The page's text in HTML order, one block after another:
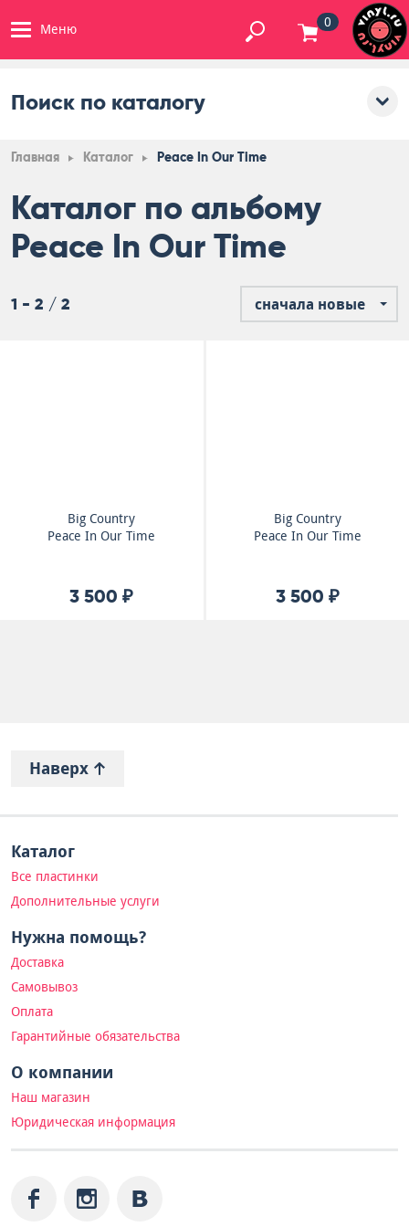
Меню 0
Поиск по каталогу
Главная Каталог Peace In Our Time
Каталог по альбому
Peace In Our Time
1 - 2 / 2 сначала новые
Big Country
Peace In Our Time
3 500 ₽
Big Country
Peace In Our Time
3 500 ₽
Наверх
Каталог
Все пластинки
Дополнительные услуги
Нужна помощь?
Доставка
Самовывоз
Оплата
Гарантийные обязательства
О компании
Наш магазин
Юридическая информация